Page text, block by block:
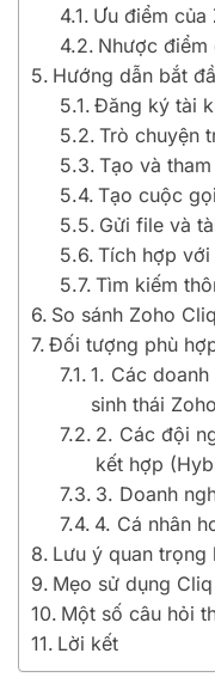
Ưu điểm của
Nhược điểm
Hướng dẫn bắt
Đăng ký tài
Trò chuyện
Tạo và
Tạo cuộc
Gửi file và
Tích hợp
Tìm kiếm
So sánh Zoho
Đối tượng phù
1. Các
sinh thái Zoho
2. Các đội
kết hợp
3. Doanh
4. Cá nhân
Lưu ý quan trọng
Mẹo sử dụng
Một số câu hỏi
Lời kết